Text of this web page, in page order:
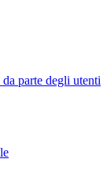
parte degli utenti